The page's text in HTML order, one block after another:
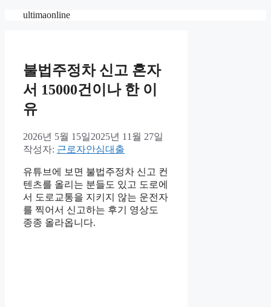
ultimaonline
불법주정차 신고 혼자
서 15000건이나 한 이
유
2026년 5월 15일2025년 11월 27일
작성자: 근로자안심대출
유튜브에 보면 불법주정차 신고 컨
텐츠를 올리는 분들도 있고 도로에
서 도로교통을 지키지 않는 운전자
를 찍어서 신고하는 후기 영상도
종종 올라옵니다.